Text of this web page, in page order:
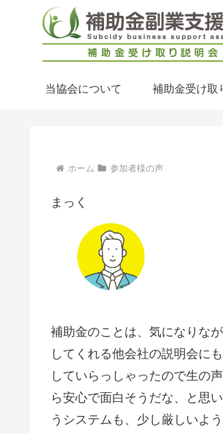
当協会について 補助金受け取
ホーム 参加者様の声
まっく
補助金のことは、気になりな
してくれる他会社の説明会に
していらっしゃったので生の
ら安心で面白そうだな、と思
うシステムも、少し厳しいよ